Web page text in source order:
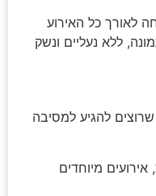
לאורך כל האירוע
ללא נעליים ונשק
להגיע למסיבה
מיוחדים